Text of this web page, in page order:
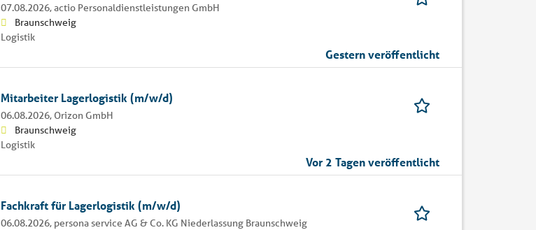
07.08.2026,actio Personaldienstleistungen GmbH
Braunschweig
Logistik
Gestern veröffentlicht
Mitarbeiter Lagerlogistik (m/w/d)
06.08.2026, Orizon GmbH
Braunschweig
Logistik
Vor 2 Tagen veröffentlicht
Fachkraft für Lagerlogistik (m/w/d)
06.08.2026, persona service AG & Co. KG Niederlassung Braunschweig